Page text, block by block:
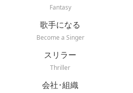
Fantasy
歌手になる
Become a Singer
スリラー
Thriller
会社･組織